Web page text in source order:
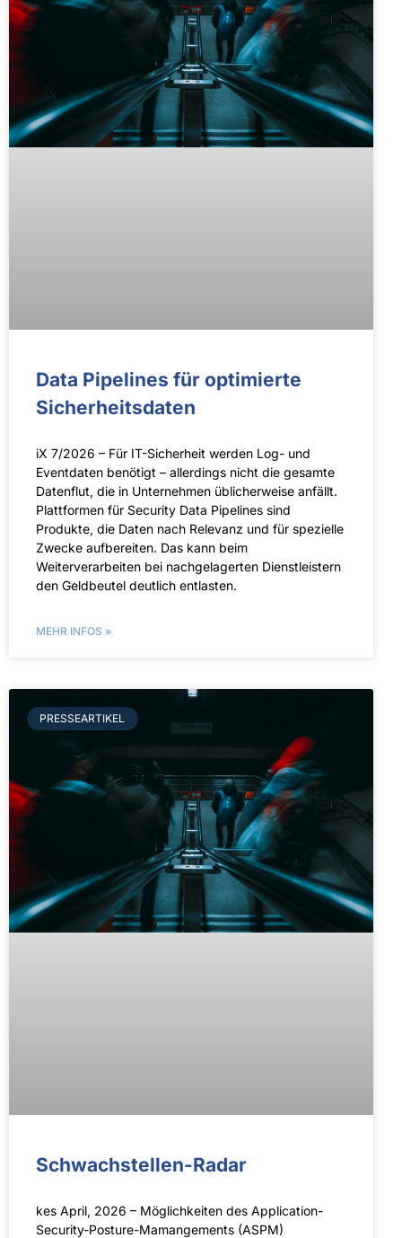
Data Pipe­lines für opti­mierte
Sicherheits­daten
iX 7/2026 – Für IT-Sicherheit werden Log- und
Eventdaten benötigt – allerdings nicht die gesamte
Datenflut, die in Unternehmen üblicherweise anfällt.
Plattformen für Security Data Pipelines sind
Produkte, die Daten nach Relevanz und für spezielle
Zwecke aufbereiten. Das kann beim
Weiterverarbeiten bei nachgelagerten Dienstleistern
den Geldbeutel deutlich entlasten.
MEHR INFOS »
PRESSEARTIKEL
Schwach­stellen-Radar
kes April, 2026 – Möglichkeiten des Application-
Security-Posture-Mamangements (ASPM)